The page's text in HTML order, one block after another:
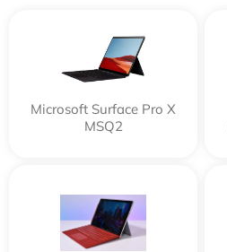
Microsoft Surface Pro X
MSQ2